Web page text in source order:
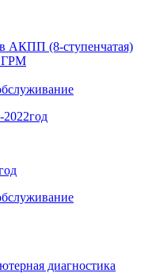
АКПП (8-ступенчатая)
ГРМ
диагностика